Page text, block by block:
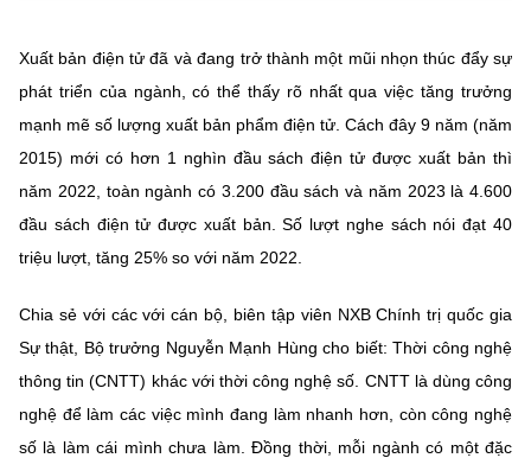
Điều khoản sử dụng Theo dõi MST: Góp ý
Cơ quan chủ quản: Bộ Khoa học và Công nghệ (MST)
Chịu trách nhiệm nội dung: Nguyễn Thị Hải Hằng
Giám đốc Trung tâm Truyền thông Khoa học và Công nghệ.
Liên hệ
Điện thoại: 024 3936 9506
©2026 Bản quyền thuộc Bộ Khoa Học và Công Nghệ
(Ghi rõ nguồn "https://mst.gov.vn" khi phát hành lại thông tin từ
website này)
Xuất bản điện tử đã và đang trở thành một mũi nhọn thúc đẩy sự
phát triển của ngành, có thể thấy rõ nhất qua việc tăng trưởng
mạnh mẽ số lượng xuất bản phẩm điện tử. Cách đây 9 năm (năm
2015) mới có hơn 1 nghìn đầu sách điện tử được xuất bản thì
năm 2022, toàn ngành có 3.200 đầu sách và năm 2023 là 4.600
đầu sách điện tử được xuất bản. Số lượt nghe sách nói đạt 40
triệu lượt, tăng 25% so với năm 2022.
Chia sẻ với các với cán bộ, biên tập viên NXB Chính trị quốc gia
Sự thật, Bộ trưởng Nguyễn Mạnh Hùng cho biết: Thời công nghệ
thông tin (CNTT) khác với thời công nghệ số. CNTT là dùng công
nghệ để làm các việc mình đang làm nhanh hơn, còn công nghệ
số là làm cái mình chưa làm. Đồng thời, mỗi ngành có một đặc